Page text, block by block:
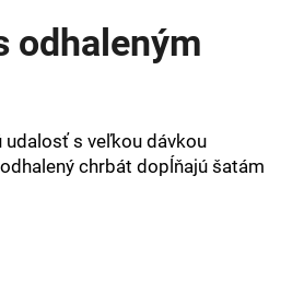
odhaleným
s veľkou dávkou
chrbát dopĺňajú šatám